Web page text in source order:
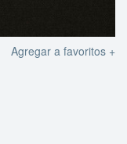
Agregar a favoritos +